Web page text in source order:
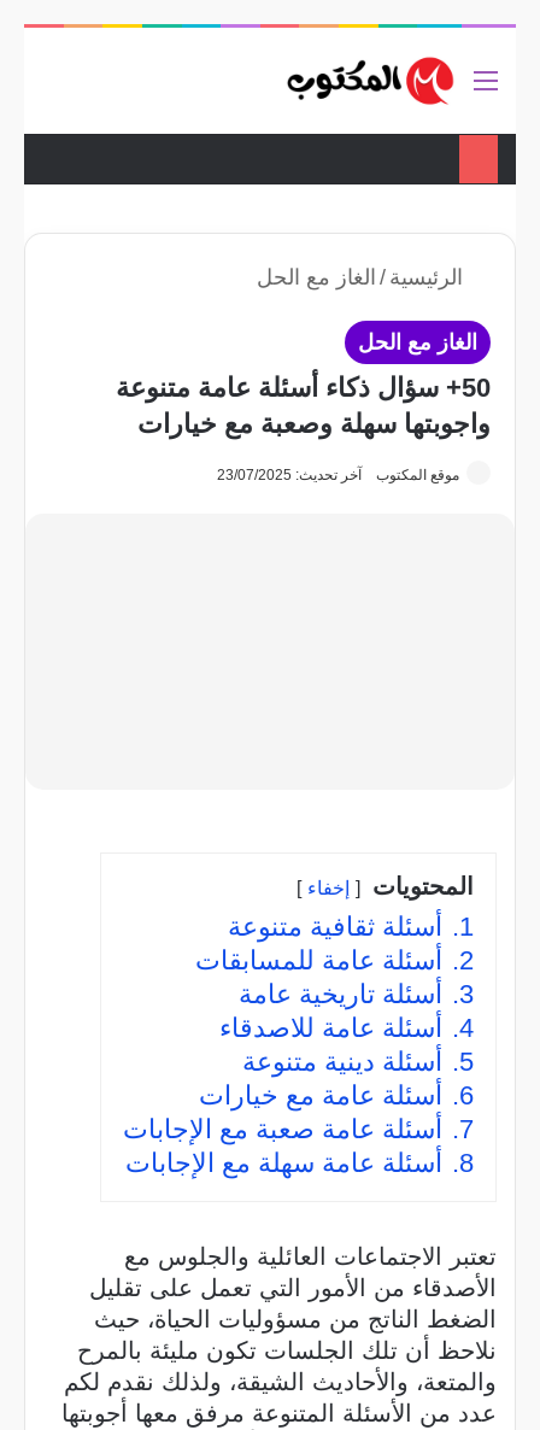
القائمة
الرئيسية / الغاز مع الحل
الغاز مع الحل
50+ سؤال ذكاء أسئلة عامة متنوعة
واجوبتها سهلة وصعبة مع خيارات
موقع المكتوب آخر تحديث: 23/07/2025
المحتويات إخفاء
1.
أسئلة ثقافية متنوعة
2.
أسئلة عامة للمسابقات
3.
أسئلة تاريخية عامة
4.
أسئلة عامة للاصدقاء
5.
أسئلة دينية متنوعة
6.
أسئلة عامة مع خيارات
7.
أسئلة عامة صعبة مع الإجابات
8.
أسئلة عامة سهلة مع الإجابات
تعتبر الاجتماعات العائلية والجلوس مع
الأصدقاء من الأمور التي تعمل على تقليل
الضغط الناتج من مسؤوليات الحياة، حيث
نلاحظ أن تلك الجلسات تكون مليئة بالمرح
والمتعة، والأحاديث الشيقة، ولذلك نقدم لكم
عدد من الأسئلة المتنوعة مرفق معها أجوبتها